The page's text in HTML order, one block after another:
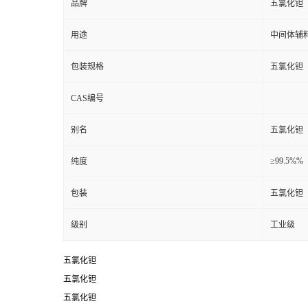
品牌 五氯化钽
用途 中间体辅
包装规格 五氯化钽
CAS编号
别名 五氯化钽
纯度 ≥99.5%%
包装 五氯化钽
级别 工业级
五氯化钽
五氯化钽
五氯化钽